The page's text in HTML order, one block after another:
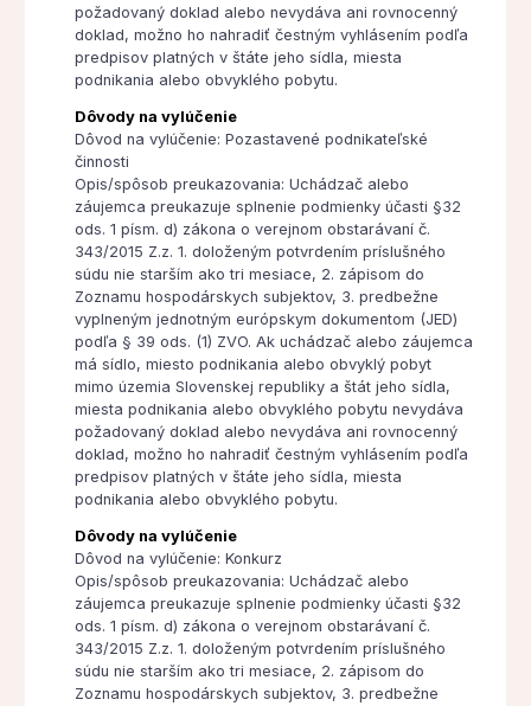
požadovaný doklad alebo nevydáva ani rovnocenný
doklad, možno ho nahradiť čestným vyhlásením podľa
predpisov platných v štáte jeho sídla, miesta
podnikania alebo obvyklého pobytu.
Dôvody na vylúčenie
Dôvod na vylúčenie: Pozastavené podnikateľské
činnosti
Opis/spôsob preukazovania: Uchádzač alebo
záujemca preukazuje splnenie podmienky účasti §32
ods. 1 písm. d) zákona o verejnom obstarávaní č.
343/2015 Z.z. 1. doloženým potvrdením príslušného
súdu nie starším ako tri mesiace, 2. zápisom do
Zoznamu hospodárskych subjektov, 3. predbežne
vyplneným jednotným európskym dokumentom (JED)
podľa § 39 ods. (1) ZVO. Ak uchádzač alebo záujemca
má sídlo, miesto podnikania alebo obvyklý pobyt
mimo územia Slovenskej republiky a štát jeho sídla,
miesta podnikania alebo obvyklého pobytu nevydáva
požadovaný doklad alebo nevydáva ani rovnocenný
doklad, možno ho nahradiť čestným vyhlásením podľa
predpisov platných v štáte jeho sídla, miesta
podnikania alebo obvyklého pobytu.
Dôvody na vylúčenie
Dôvod na vylúčenie: Konkurz
Opis/spôsob preukazovania: Uchádzač alebo
záujemca preukazuje splnenie podmienky účasti §32
ods. 1 písm. d) zákona o verejnom obstarávaní č.
343/2015 Z.z. 1. doloženým potvrdením príslušného
súdu nie starším ako tri mesiace, 2. zápisom do
Zoznamu hospodárskych subjektov, 3. predbežne